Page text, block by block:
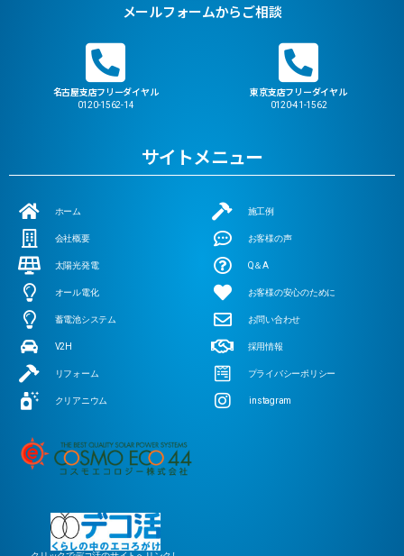
メールフォームからご相談
名古屋支店フリーダイヤル
0120-1562-14
東京支店フリーダイヤル
0120-41-1562
サイトメニュー
ホーム
会社概要
太陽光発電
オール電化
蓄電池システム
V2H
リフォーム
クリアニウム
施工例
お客様の声
Q＆A
お客様の安心のために
お問い合わせ
採用情報
プライバシーポリシー
instagram